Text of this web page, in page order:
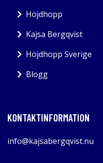
Höjdhopp
Kajsa Bergqvist
Höjdhopp Sverige
Blogg
KONTAKTINFORMATION
info@kajsabergqvist.nu